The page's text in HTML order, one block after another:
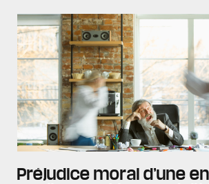
Préjudice moral d’une